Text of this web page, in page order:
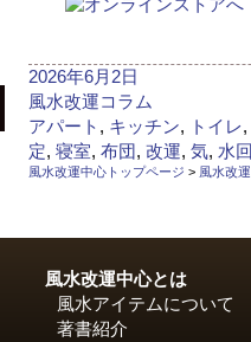
投
稿
日:
2026年6月2日
カ
テ
ゴ
リ
風水改運コラム
タ
グ
アパート , キッチン, トイレ,
定, 寝室, 布団, 改運, 気, 水
風水改運中心トップページ > 風水改
風水改運中心とは
風水アイテムについて
著書紹介